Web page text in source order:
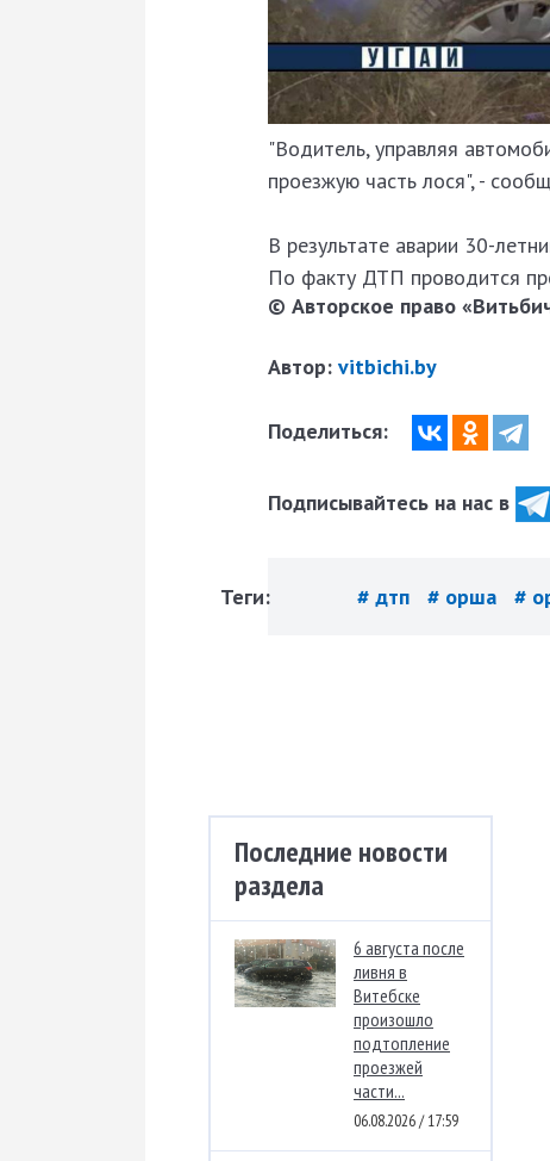
"Водитель, управляя
проезжую часть лося", -
В результате аварии 30-
По факту ДТП проводится
© Авторское право
Автор: vitbichi.by
Поделиться:
Подписывайтесь на нас в
Теги: # дтп # орша #
Последние новости
раздела
6 августа после
ливня в
Витебске
произошло
подтопление
проезжей
части...
06.08.2026 / 17:59